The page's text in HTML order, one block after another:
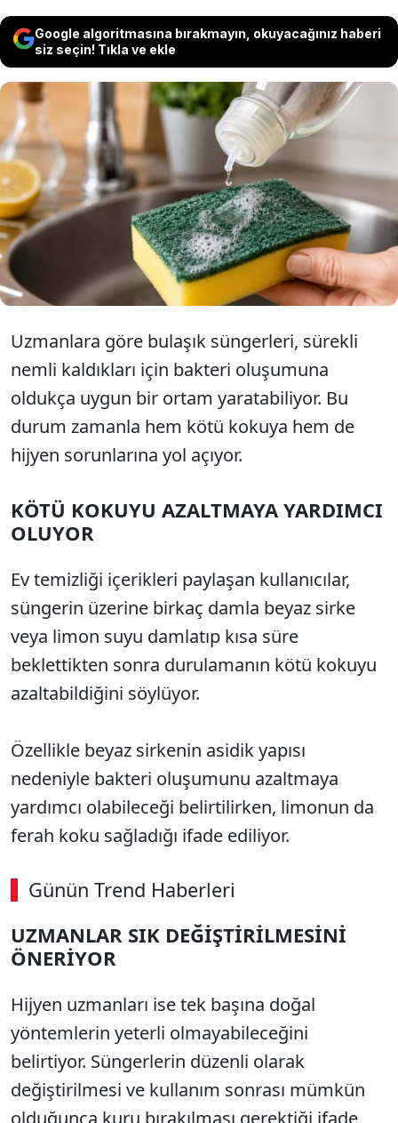
Google algoritmasına bırakmayın, okuyacağınız haberi
siz seçin! Tıkla ve ekle
Mutfakta en sık karşılaşılan sorunlardan biri
olan kötü kokulu bulaşık süngerleri için
kullanılan basit yöntem dikkat çekiyor. Birçok
kişi, süngerde oluşan ağır kokuyu azaltmak
için beyaz sirke veya limon suyundan yardım
Uzmanlara göre bulaşık süngerleri, sürekli
nemli kaldıkları için bakteri oluşumuna
oldukça uygun bir ortam yaratabiliyor. Bu
durum zamanla hem kötü kokuya hem de
hijyen sorunlarına yol açıyor.
KÖTÜ KOKUYU AZALTMAYA YARDIMCI
OLUYOR
Ev temizliği içerikleri paylaşan kullanıcılar,
süngerin üzerine birkaç damla beyaz sirke
veya limon suyu damlatıp kısa süre
beklettikten sonra durulamanın kötü kokuyu
azaltabildiğini söylüyor.
Özellikle beyaz sirkenin asidik yapısı
nedeniyle bakteri oluşumunu azaltmaya
yardımcı olabileceği belirtilirken, limonun da
ferah koku sağladığı ifade ediliyor.
Günün Trend Haberleri
UZMANLAR SIK DEĞİŞTİRİLMESİNİ
ÖNERİYOR
Hijyen uzmanları ise tek başına doğal
yöntemlerin yeterli olmayabileceğini
belirtiyor. Süngerlerin düzenli olarak
değiştirilmesi ve kullanım sonrası mümkün
olduğunca kuru bırakılması gerektiği ifade